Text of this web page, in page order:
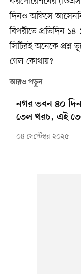
দিনও অফিসে
বিপরীতে প্রতিদিন
সিটিরই অনেকে
গেল কোথায়?
আরও পড়ুন
নগর ভবন ৪০
তেল খরচ, এই
০৪ সেপ্টেম্বর ২০২৫